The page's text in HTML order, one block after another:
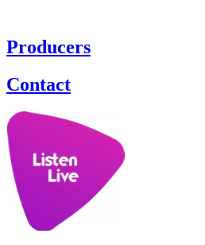
Producers
Contact